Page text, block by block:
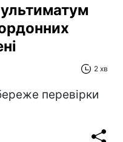
2 хв
перевірки